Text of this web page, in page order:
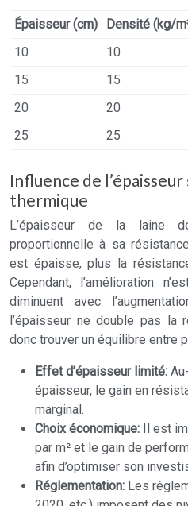
Épaisseur (cm) Densité (kg/
10
10
15
15
20
20
25
25
Influence de
thermique
L’épaisseur de la laine
proportionnelle à sa
est épaisse, plus la
Cependant, l’amélioration
diminuent avec
l’épaisseur ne double pas la
donc trouver un équilibre entre
Effet d’épaisseur limité:
épaisseur, le gain en
marginal.
Choix économique: Il est
par m² et le gain de
afin d’optimiser son
Réglementation: Les